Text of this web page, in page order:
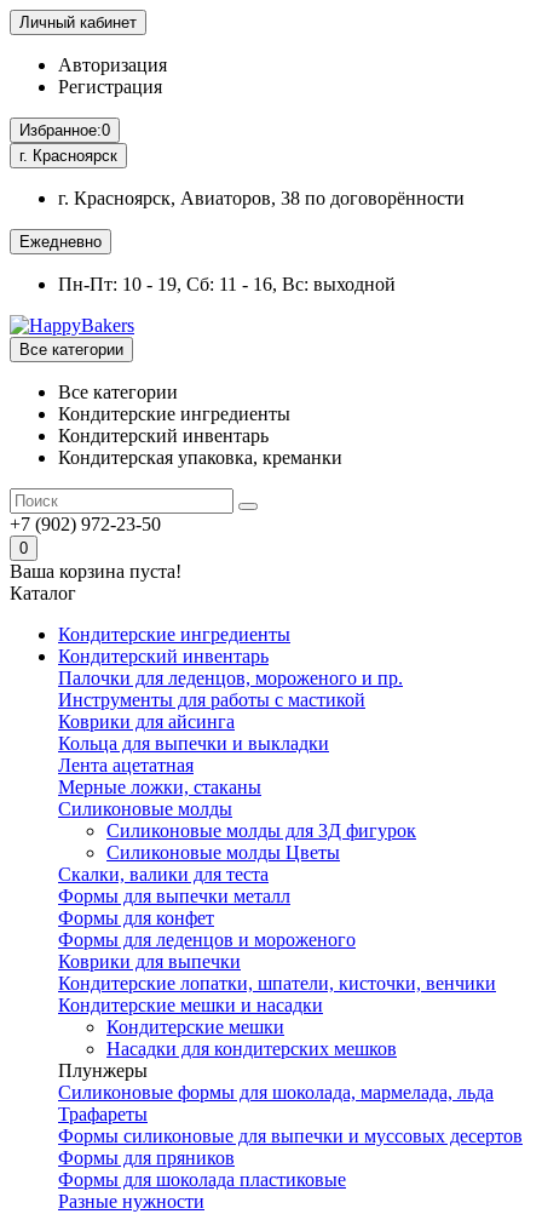
Личный кабинет
Авторизация
Регистрация
Избранное:0
г. Красноярск
г. Красноярск, Авиаторов, 38 по договорённости
Ежедневно
Пн-Пт: 10 - 19, Сб: 11 - 16, Вс: выходной
Все категории
Все категории
Кондитерские ингредиенты
Кондитерский инвентарь
Кондитерская упаковка, креманки
+7 (902) 972-23-50
0
Ваша корзина пуста!
Каталог
Кондитерские ингредиенты
Кондитерский инвентарь
Палочки для леденцов, мороженого и пр.
Инструменты для работы с мастикой
Коврики для айсинга
Кольца для выпечки и выкладки
Лента ацетатная
Мерные ложки, стаканы
Силиконовые молды
Силиконовые молды для 3Д фигурок
Силиконовые молды Цветы
Скалки, валики для теста
Формы для выпечки металл
Формы для конфет
Формы для леденцов и мороженого
Коврики для выпечки
Кондитерские лопатки, шпатели, кисточки, венчики
Кондитерские мешки и насадки
Кондитерские мешки
Насадки для кондитерских мешков
Плунжеры
Силиконовые формы для шоколада, мармелада, льда
Трафареты
Формы силиконовые для выпечки и муссовых десертов
Формы для пряников
Формы для шоколада пластиковые
Разные нужности